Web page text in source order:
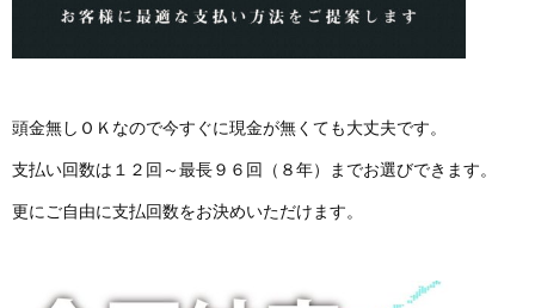
頭金無しＯＫなので今すぐに現金が無くても大丈夫です。
支払い回数は１２回～最長９６回（８年）までお選びできます。
更にご自由に支払回数をお決めいただけます。